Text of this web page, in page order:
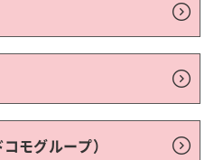
モグループ）